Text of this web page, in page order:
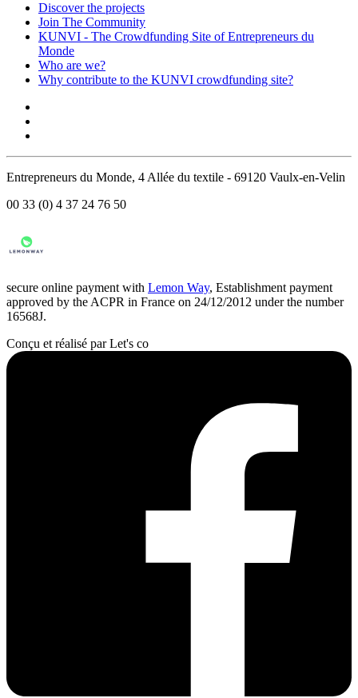
Discover the projects
Join The Community
KUNVI - The Crowdfunding Site of Entrepreneurs du
Monde
Who are we?
Why contribute to the KUNVI crowdfunding site?
Entrepreneurs du Monde, 4 Allée du textile - 69120 Vaulx-en-Velin
00 33 (0) 4 37 24 76 50
secure online payment with Lemon Way, Establishment payment
approved by the ACPR in France on 24/12/2012 under the number
16568J.
Conçu et réalisé par Let's co